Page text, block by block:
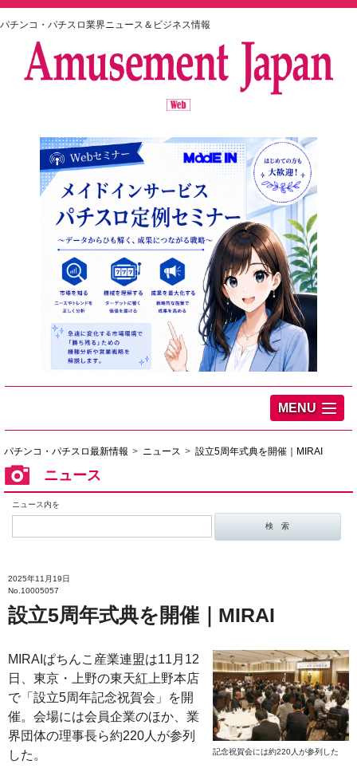
パチンコ・パチスロ業界ニュース＆ビジネス情報
MENU
パチンコ・パチスロ最新情報 ニュース 設立5周年式典を開催｜MIRAI
ニュース
ニュース内を
2025年11月19日
No.10005057
設立5周年式典を開催｜MIRAI
記念祝賀会には約220人が参列した
MIRAIぱちんこ産業連盟は11月12
日、東京・上野の東天紅上野本店
で「設立5周年記念祝賀会」を開
催。会場には会員企業のほか、業
界団体の理事長ら約220人が参列
した。